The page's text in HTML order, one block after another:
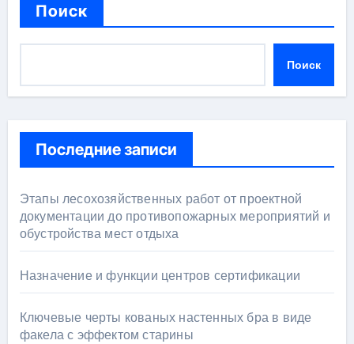
Поиск
Поиск
Последние записи
Этапы лесохозяйственных работ от проектной
документации до противопожарных мероприятий и
обустройства мест отдыха
Назначение и функции центров сертификации
Ключевые черты кованых настенных бра в виде
факела с эффектом старины